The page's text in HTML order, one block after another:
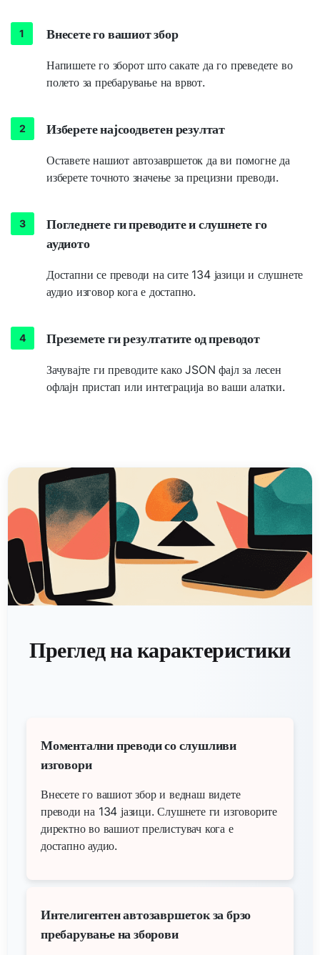
Внесете го вашиот збор
Напишете го зборот што сакате да го преведете во
полето за пребарување на врвот.
Изберете најсоодветен резултат
Оставете нашиот автозавршеток да ви помогне да
изберете точното значење за прецизни преводи.
Погледнете ги преводите и слушнете го
аудиото
Достапни се преводи на сите 134 јазици и слушнете
аудио изговор кога е достапно.
Преземете ги резултатите од преводот
Зачувајте ги преводите како JSON фајл за лесен
офлајн пристап или интеграција во ваши алатки.
Преглед на карактеристики
Моментални преводи со слушливи
изговори
Внесете го вашиот збор и веднаш видете
преводи на 134 јазици. Слушнете ги изговорите
директно во вашиот прелистувач кога е
достапно аудио.
Интелигентен автозавршеток за брзо
пребарување на зборови